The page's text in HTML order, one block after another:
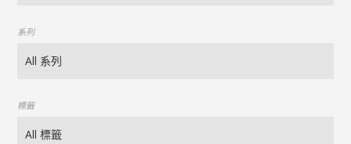
系列
標籤